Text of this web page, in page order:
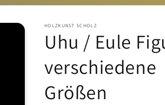
HOLZKUNST SCHOLZ
Uhu / Eule
verschiedene
Größen